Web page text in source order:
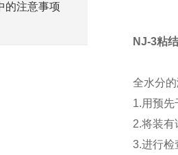
NJ-3粘
全水分
1.用预
2.将装
3.进行检
的注意事项